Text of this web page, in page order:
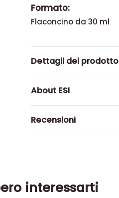
Formato:
Flaconcino da 30 ml
Dettagli del prodotto
About ESI
Recensioni
interessarti